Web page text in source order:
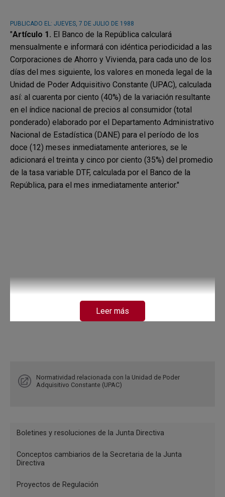
Normatividad relacionada con la Unidad de Poder
Adquisitivo Constante (UPAC)
PUBLICADO EL: JUEVES, 7 DE JULIO DE 1988
"Artículo 1. El Banco de la República calculará
mensualmente e informará con idéntica periodicidad a las
Corporaciones de Ahorro y Vivienda, para cada uno de los
días del mes siguiente, los valores en moneda legal de la
Unidad de Poder Adquisitivo Constante (UPAC), calculada
así: al cuarenta por ciento (40%) de la variación resultante
en el índice nacional de precios al consumidor (total
ponderado) elaborado por el Departamento Administrativo
Nacional de Estadística (DANE) para el período de los
doce (12) meses inmediatamente anteriores, se le
adicionará el treinta y cinco por ciento (35%) del promedio
de la tasa variable DTF, calculada por el Banco de la
República, para el mes inmediatamente anterior."
Leer más
Menu
Boletines y resoluciones de la Junta Directiva
Conceptos cambiarios de la Secretaria de la Junta
Directiva
Proyectos de Regulación